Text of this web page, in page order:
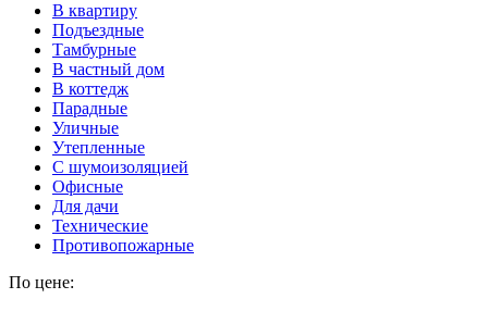
В квартиру
Подъездные
Тамбурные
В частный дом
В коттедж
Парадные
Уличные
Утепленные
C шумоизоляцией
Офисные
Для дачи
Технические
Противопожарные
По цене: